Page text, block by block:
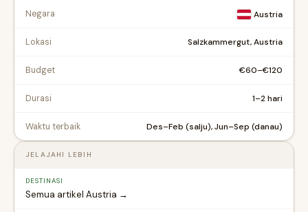
Negara Austria
Lokasi Salzkammergut, Austria
Budget €60–€120
Durasi 1–2 hari
Waktu terbaik Des–Feb (salju), Jun–Sep (danau)
JELAJAHI LEBIH
DESTINASI
Semua artikel Austria →